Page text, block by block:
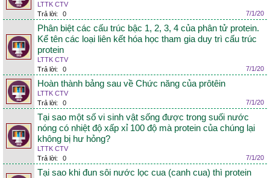
LTTK CTV
Trả lời:
0 7/1/20
Phân biệt các cấu trúc bậc 1, 2, 3, 4 của phân tử protein.
Kể tên các loại liên kết hóa học tham gia duy trì cấu trúc
protein
LTTK CTV
Trả lời:
0 7/1/20
Hoàn thành bảng sau về Chức năng của prôtêin
LTTK CTV
Trả lời:
0 7/1/20
Tại sao một số vi sinh vật sống được trong suối nước
nóng có nhiệt độ xấp xỉ 100 độ mà protein của chúng lại
không bị hư hỏng?
LTTK CTV
Trả lời:
0 7/1/20
Tại sao khi đun sôi nước lọc cua (canh cua) thì protein